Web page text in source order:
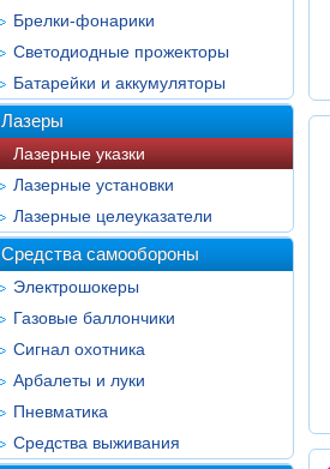
Брелки-фонарики
Светодиодные прожекторы
Батарейки и аккумуляторы
Лазеры
Лазерные указки
Лазерные установки
Лазерные целеуказатели
Средства самообороны
Электрошокеры
Газовые баллончики
Сигнал охотника
Арбалеты и луки
Пневматика
Средства выживания